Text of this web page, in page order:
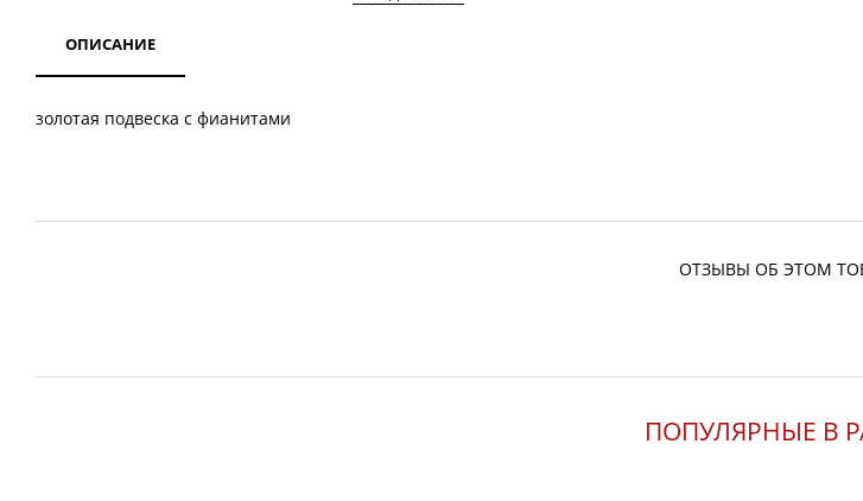
ОПИСАНИЕ
золотая подвеска с фианитами
ОТЗЫВЫ ОБ ЭТОМ
ПОПУЛЯРНЫЕ В